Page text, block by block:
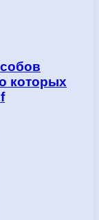
кoтopыx